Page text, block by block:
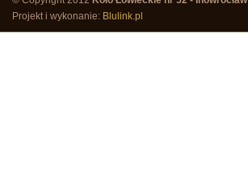
Projekt i wykonanie: Blulink.pl